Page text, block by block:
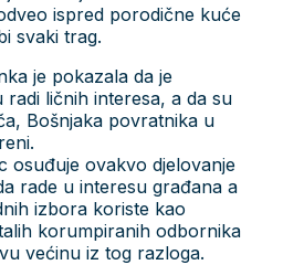
ispred porodične kuće
svaki trag.
je pokazala da je
ličnih interesa, a da su
Bošnjaka povratnika u
osuđuje ovakvo djelovanje
rade u interesu građana a
izbora koriste kao
korumpiranih odbornika
većinu iz tog razloga.